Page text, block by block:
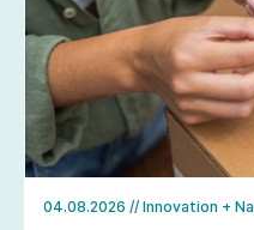
04.08.2026 // Innovation +